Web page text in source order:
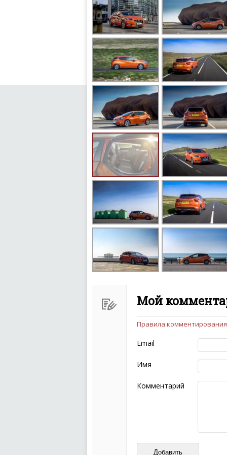
Мой
Чтобы ваш комментарий
следующих правил:
Комментарий не
эмоциональных
Не стоит
Пожалуйста, не
также призывы к
Не размещайте
И запаситесь терпением,
Правила комментирования
Email
Имя
Комментарий